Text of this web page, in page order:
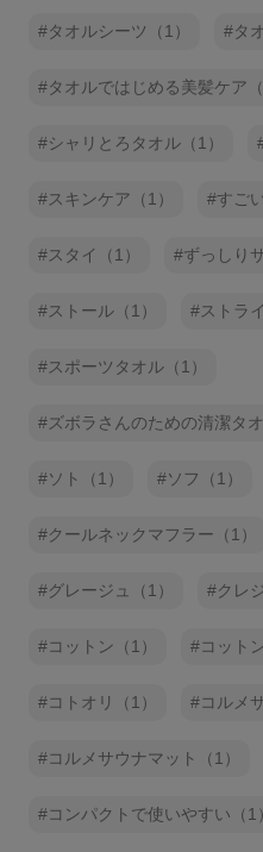
タオルシーツ（1） タ
タオルではじめる美髪ケア（
シャリとろタオル（1）
スキンケア（1） すご
スタイ（1） ずっしり
ストール（1） ストラ
スポーツタオル（1）
ズボラさんのための清潔タオ
ソト（1） ソフ（1）
クールネックマフラー（1）
グレージュ（1） クレ
コットン（1） コット
コトオリ（1） コルメ
コルメサウナマット（1）
コンパクトで使いやすい（1